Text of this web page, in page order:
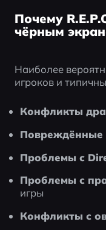
Почему
чёрным
Наиболее
игроков и
Конфликты
Проблемы с
Проблемы с
игры
Конфликты с